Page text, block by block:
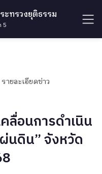
ะทรวงยุติธรรม
5
รายละเอียดข่าว
ลื่อนการดำเนิน
นดิน” จังหวัด